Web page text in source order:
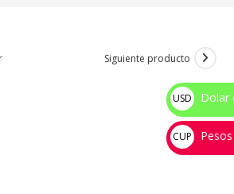
Siguiente producto
USD
$
Dolar
CUP
💰
Pesos